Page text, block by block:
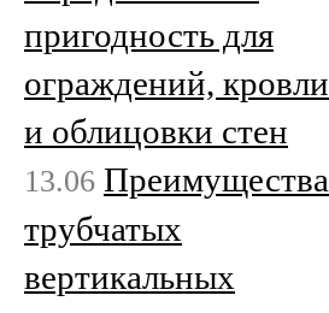
пригодность для
ограждений, кровли
и облицовки стен
13.06 Преимущества
трубчатых
вертикальных